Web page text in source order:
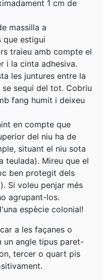
1 cm de
massilla a
que estigui
traieu amb compte el
i la cinta adhesiva.
les juntures entre la
sequi del tot. Cobriu
fang humit i deixeu
en compte que
del niu ha de
situant el niu sota
teulada). Mireu que el
ben protegit dels
Si voleu penjar més
agrupant-los.
espècie colonial!
a les façanes o
un angle tipus paret-
tercer o quart pis